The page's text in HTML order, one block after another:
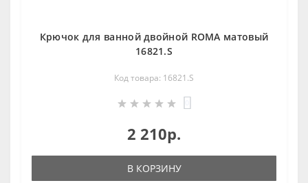
Крючок для ванной двойной ROMA матовый
16821.S
Код товара: 16821.S
2 210р.
В КОРЗИНУ